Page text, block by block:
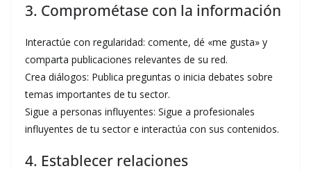
3. Comprométase con la información
Interactúe con regularidad: comente, dé «me gusta» y
comparta publicaciones relevantes de su red.
Crea diálogos: Publica preguntas o inicia debates sobre
temas importantes de tu sector.
Sigue a personas influyentes: Sigue a profesionales
influyentes de tu sector e interactúa con sus contenidos.
4. Establecer relaciones